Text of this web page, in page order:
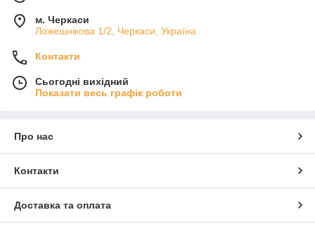
м. Черкаси
Ложешнікова 1/2, Черкаси, Україна
Контакти
Сьогодні вихідний
Показати весь графік роботи
Про нас
Контакти
Доставка та оплата